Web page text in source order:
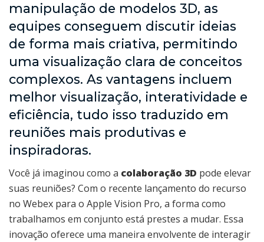
manipulação de modelos 3D, as
equipes conseguem discutir ideias
de forma mais criativa, permitindo
uma visualização clara de conceitos
complexos. As vantagens incluem
melhor visualização, interatividade e
eficiência, tudo isso traduzido em
reuniões mais produtivas e
inspiradoras.
Você já imaginou como a colaboração 3D pode elevar
suas reuniões? Com o recente lançamento do recurso
no Webex para o Apple Vision Pro, a forma como
trabalhamos em conjunto está prestes a mudar. Essa
inovação oferece uma maneira envolvente de interagir